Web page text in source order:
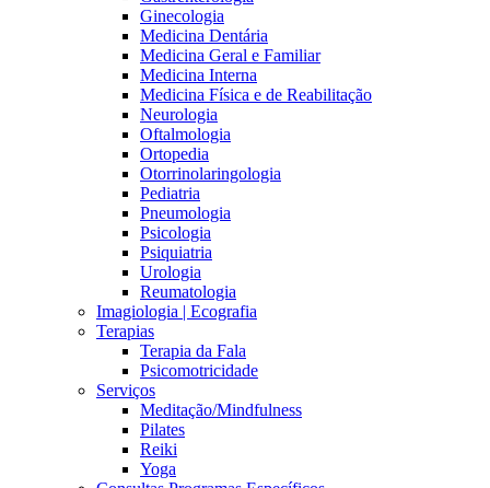
Ginecologia
Medicina Dentária
Medicina Geral e Familiar
Medicina Interna
Medicina Física e de Reabilitação
Neurologia
Oftalmologia
Ortopedia
Otorrinolaringologia
Pediatria
Pneumologia
Psicologia
Psiquiatria
Urologia
Reumatologia
Imagiologia | Ecografia
Terapias
Terapia da Fala
Psicomotricidade
Serviços
Meditação/Mindfulness
Pilates
Reiki
Yoga